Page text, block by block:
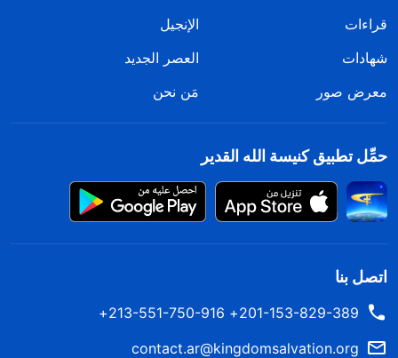
قراءات
الإنجيل
شهادات
العصر الجديد
معرض صور
مَن نحن
حمِّل تطبيق كنيسة الله القدير
اتصل بنا
201-153-829-389+ 213-551-750-916+
contact.ar@kingdomsalvation.org